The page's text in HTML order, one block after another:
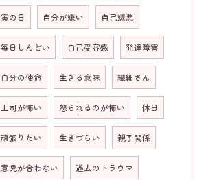
寅の日 自分が嫌い 自己嫌悪
毎日しんどい 自己受容感 発達障害
自分の使命 生きる意味 繊細さん
上司が怖い 怒られるのが怖い 休日
頑張りたい 生きづらい 親子関係
意見が合わない 過去のトラウマ